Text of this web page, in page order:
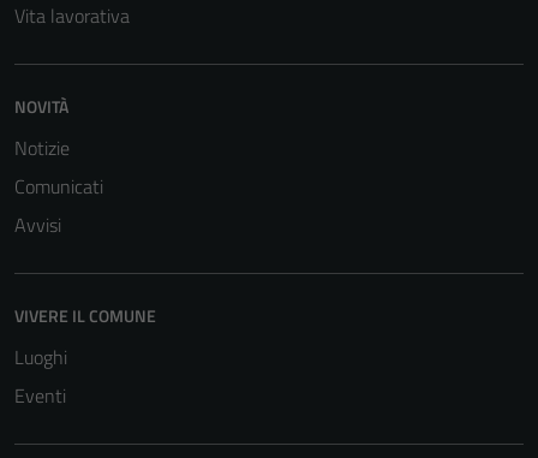
Vita lavorativa
NOVITÀ
Notizie
Comunicati
Avvisi
VIVERE IL COMUNE
Luoghi
Eventi